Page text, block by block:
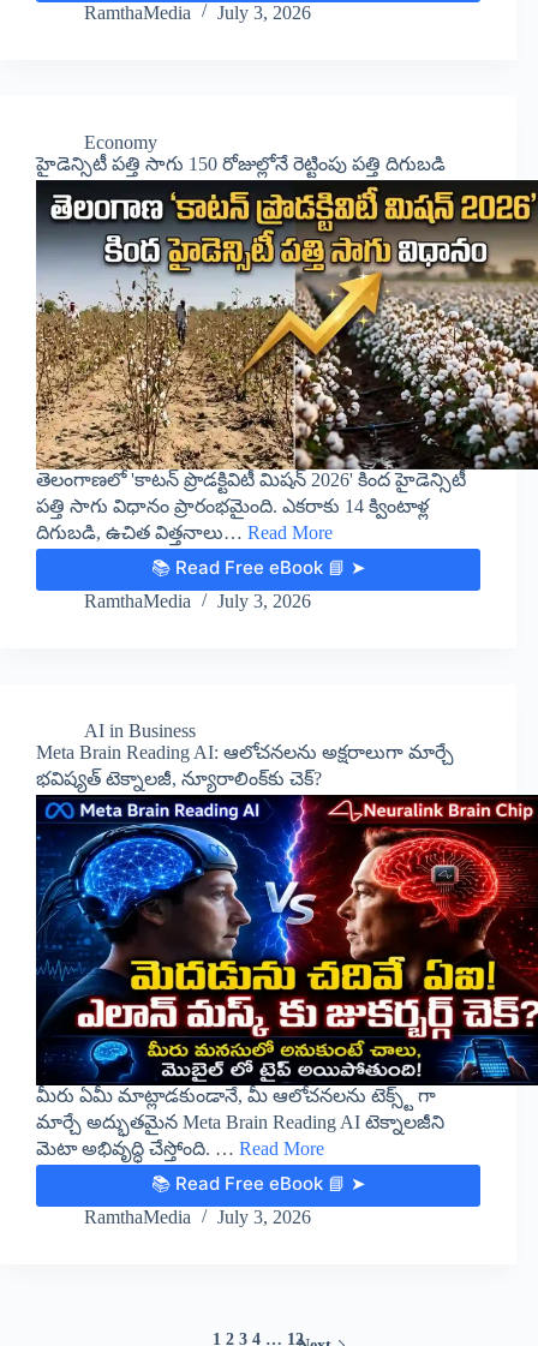
RamthaMedia July 3, 2026
Economy
హైడెన్సిటీ పత్తి సాగు 150 రోజుల్లోనే రెట్టింపు పత్తి దిగుబడి
తెలంగాణలో 'కాటన్ ప్రొడక్టివిటీ మిషన్ 2026' కింద హైడెన్సిటీ
పత్తి సాగు విధానం ప్రారంభమైంది. ఎకరాకు 14 క్వింటాళ్ల
దిగుబడి, ఉచిత విత్తనాలు… Read More
📚 Read Free eBook 📘 ➤
RamthaMedia July 3, 2026
AI in Business
Meta Brain Reading AI: ఆలోచనలను అక్షరాలుగా మార్చే
భవిష్యత్ టెక్నాలజీ, న్యూరాలింక్‌కు చెక్?
మీరు ఏమీ మాట్లాడకుండానే, మీ ఆలోచనలను టెక్స్ట్ గా
మార్చే అద్భుతమైన Meta Brain Reading AI టెక్నాలజీని
మెటా అభివృద్ధి చేస్తోంది. … Read More
📚 Read Free eBook 📘 ➤
RamthaMedia July 3, 2026
1 2 3 4 … 12